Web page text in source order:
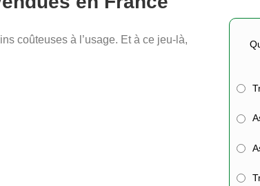
coûteuses à l’usage. Et à ce jeu-là,